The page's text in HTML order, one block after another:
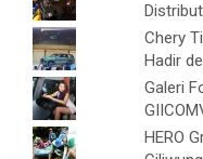
Chery
Hadir
Galeri
HERO